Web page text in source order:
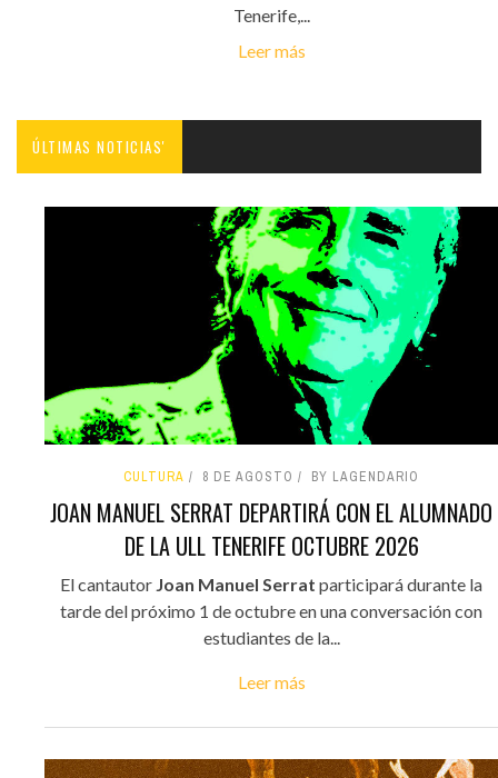
Tenerife,...
Leer más
ÚLTIMAS NOTICIAS'
CULTURA 8 DE AGOSTO BY LAGENDARIO
JOAN MANUEL SERRAT DEPARTIRÁ CON EL ALUMNADO
DE LA ULL TENERIFE OCTUBRE 2026
El cantautor Joan Manuel Serrat participará durante la
tarde del próximo 1 de octubre en una conversación con
estudiantes de la...
Leer más